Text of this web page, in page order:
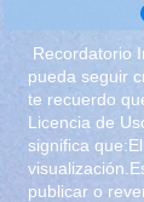
via oxxo,
bancario,
mandanos
pagina
Recordatorio
pueda seguir
te recuerdo
Licencia de
significa
publicar o